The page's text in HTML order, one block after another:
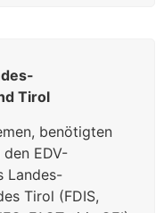
Tirol
benötigten
EDV-
Landes-
Tirol (FDIS,